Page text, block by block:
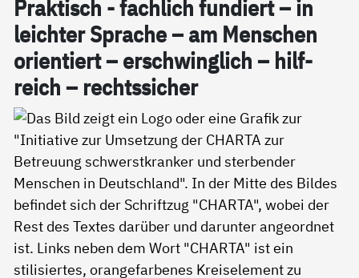
Prak­tisch - fach­lich fun­diert – in
leich­ter Spra­che – am Men­schen
ori­en­tiert – er­schwing­lich – hil­f­
reich – rechts­si­cher